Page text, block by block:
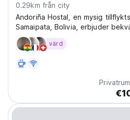
0.29km från city
Andoriña Hostal, en mysig
Samaipata, Bolivia, erbjuder
hemlagad frukost. Njut av
mirador, nära turer och El Fuerte.
värd